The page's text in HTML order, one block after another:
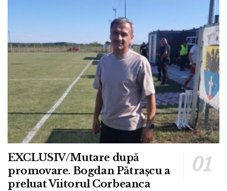
EXCLUSIV/Mutare după
promovare. Bogdan Pătrașcu a
preluat Viitorul Corbeanca